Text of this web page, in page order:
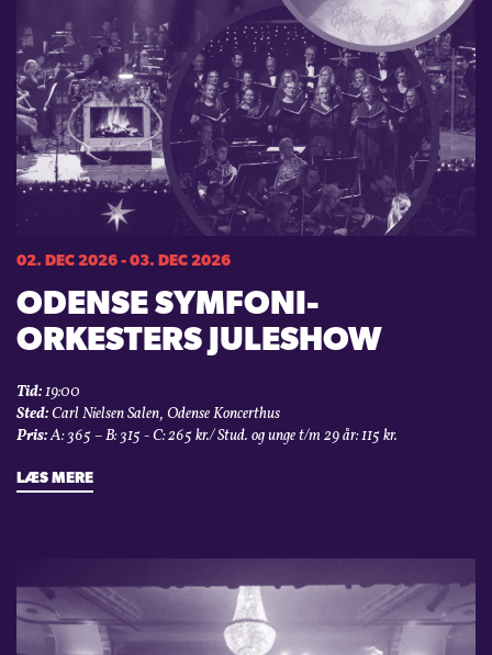
02. DEC 2026 - 03. DEC 2026
ODENSE SYMFONI­
ORKESTERS JULESHOW
Tid:19:00
Sted:Carl Nielsen Salen, Odense Koncerthus
Pris:A: 365 – B: 315 - C: 265 kr./ Stud. og unge t/m 29 år: 115 kr.
LÆS MERE